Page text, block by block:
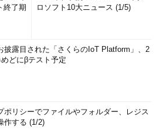
終了期
ロソフト10大ニュース (1/5)
披露目された「さくらのIoT Platform」、2
どにβテスト予定
ポリシーでファイルやフォルダー、レジス
作する (1/2)